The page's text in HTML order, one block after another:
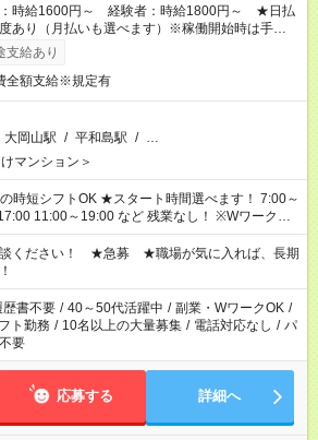
：時給1600円～ 経験者：時給1800円～ ★日払
あり（月払いも選べます）※稼働開始時は手続き
払いとなります。
支給あり
全額支給※規定有
大岡山駅 / 平和島駅 / …
マンション＞
★スタート時間選べます！ 7:00～
11:00～19:00 など 残業なし！ ※Wワークの
事と合わせ週40時間超の就業はご案内できませ
き、週20時間以上勤務は社会保険への加入対象
働者派遣法（日雇い派遣の原則禁止）により、
の就業はご案内が難しい場合があります
談ください！ ★急募 ★職場が気に入れば、長期
歴書不要 / 40～50代活躍中 / 副業・WワークOK /
ト勤務 / 10名以上の大量募集 / 電話対応なし / パ
要
応募する 詳細へ